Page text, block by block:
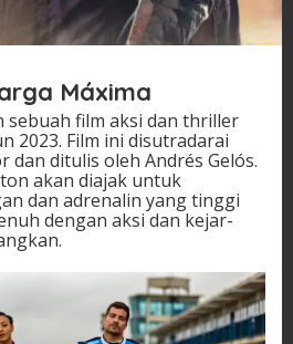
Máxima
sebuah film aksi dan thriller
2023. Film ini disutradarai
dan ditulis oleh Andrés Gelós.
akan diajak untuk
dan adrenalin yang tinggi
dengan aksi dan kejar-